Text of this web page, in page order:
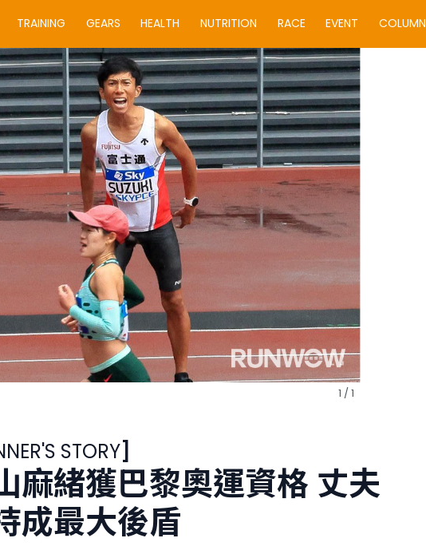
TRAINING GEARS HEALTH NUTRITION RACE EVENT COLUMN
1 / 1
STORY
麻緒獲巴黎奧運資格 丈夫
成最大後盾